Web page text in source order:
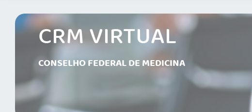
CRM VIRTUAL
CONSELHO FEDERAL DE MEDICINA